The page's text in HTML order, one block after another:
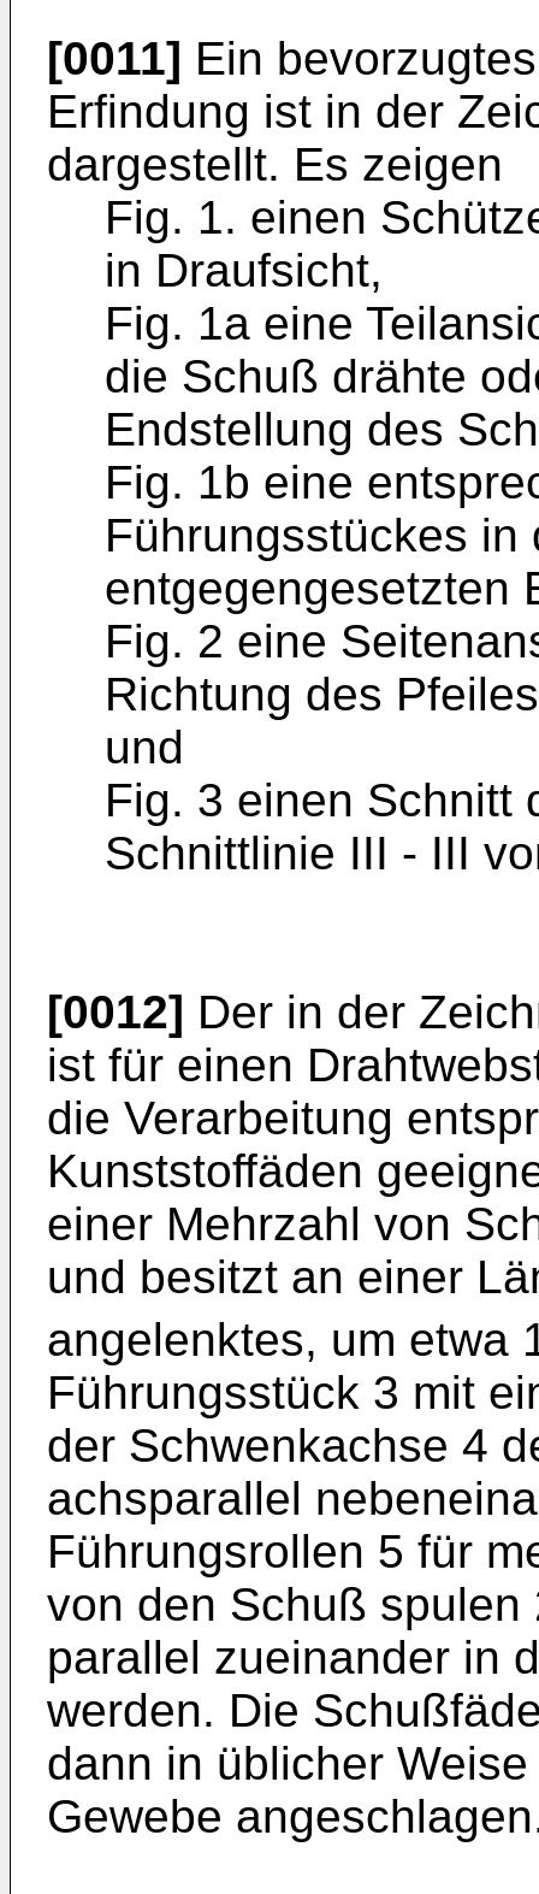
[0011] Ein
Erfindung ist in der
dargestellt. Es zeigen
Fig. 1. einen
in Draufsicht,
Fig. 1a eine
die Schuß drähte
Endstellung des
Fig. 1b eine
Führungsstückes in
entgegengesetzten
Fig. 2 eine
Richtung des
und
Fig. 3 einen Schnitt
Schnittlinie III - III
[0012] Der in der
ist für einen
die Verarbeitung
Kunststoffäden
einer Mehrzahl von
und besitzt an einer
angelenktes, um etwa
Führungsstück 3 mit
der Schwenkachse 4
achsparallel
Führungsrollen 5 für
von den Schuß
parallel zueinander in
werden. Die
dann in üblicher
Gewebe